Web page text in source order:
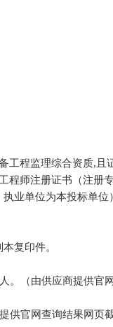
工程监理综合资质,且
程师注册证书（注册
业单位为本投标单位
复印件。
。（由供应商提供官
供官网查询结果网页